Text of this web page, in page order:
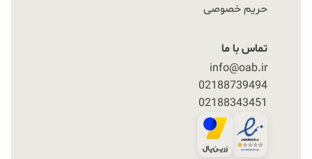
حریم خصوصی
تماس با ما
info@oab.ir
02188739494
02188343451